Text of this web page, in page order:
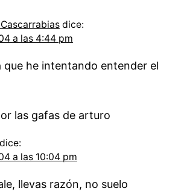
dice:
a las 4:44 pm
que he intentando entender el
las gafas de arturo
dice:
a las 10:04 pm
llevas razón, no suelo